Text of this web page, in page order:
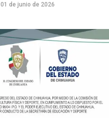
01 de junio de 2026